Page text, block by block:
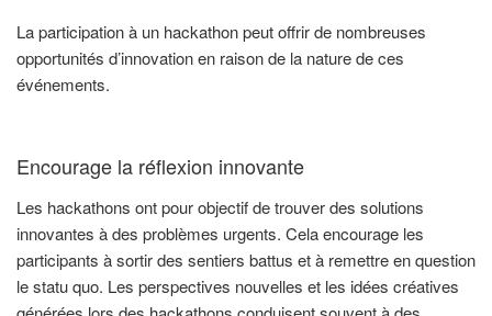
La participation à un hackathon peut offrir de nombreuses
opportunités d’innovation en raison de la nature de ces
événements.
Encourage la réflexion innovante
Les hackathons ont pour objectif de trouver des solutions
innovantes à des problèmes urgents. Cela encourage les
participants à sortir des sentiers battus et à remettre en question
le statu quo. Les perspectives nouvelles et les idées créatives